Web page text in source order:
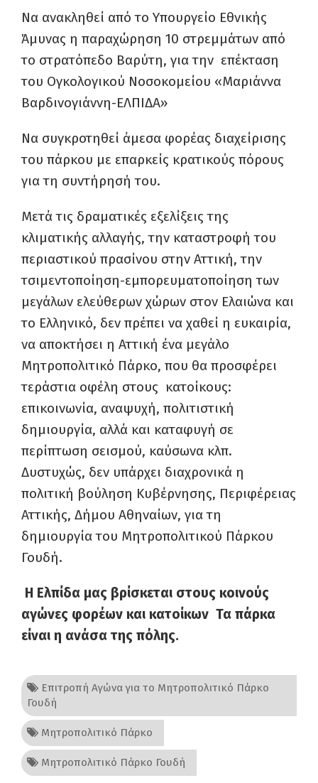
Να ανακληθεί από το Υπουργείο Εθνικής
Άμυνας η παραχώρηση 10 στρεμμάτων από
το στρατόπεδο Βαρύτη, για την επέκταση
του Ογκολογικού Νοσοκομείου «Μαριάννα
Βαρδινογιάννη-ΕΛΠΙΔΑ»
Να συγκροτηθεί άμεσα φορέας διαχείρισης
του πάρκου με επαρκείς κρατικούς πόρους
για τη συντήρησή του.
Μετά τις δραματικές εξελίξειςτης
κλιματικής αλλαγής, την καταστροφή του
περιαστικού πρασίνου στην Αττική, την
τσιμεντοποίηση-εμπορευματοποίηση των
μεγάλων ελεύθερων χώρων στον Ελαιώνα και
το Ελληνικό, δεν πρέπει να χαθεί η ευκαιρία,
να αποκτήσει η Αττική ένα μεγάλο
Μητροπολιτικό Πάρκο, που θα προσφέρει
τεράστια οφέλη στους κατοίκους:
επικοινωνία, αναψυχή, πολιτιστική
δημιουργία, αλλά και καταφυγή σε
περίπτωση σεισμού, καύσωνα κλπ.
Δυστυχώς, δεν υπάρχει διαχρονικά η
πολιτική βούληση Κυβέρνησης, Περιφέρειας
Αττικής, Δήμου Αθηναίων, για τη
δημιουργία του Μητροπολιτικού Πάρκου
Γουδή.
Η Ελπίδα μας βρίσκεται στους κοινούς
αγώνες φορέων και κατοίκων Τα πάρκα
είναι η ανάσα της πόλης.
Επιτροπή Αγώνα για το Μητροπολιτικό Πάρκο
Γουδή
Μητροπολιτικό Πάρκο
Μητροπολιτικό Πάρκο Γουδή